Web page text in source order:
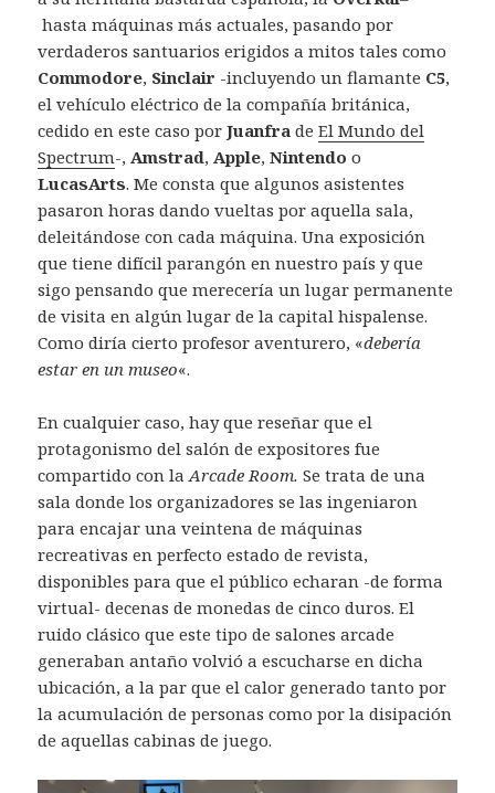
hasta máquinas más actuales, pasando por
verdaderos santuarios erigidos a mitos tales como
Commodore, Sinclair -incluyendo un flamante C5,
el vehículo eléctrico de la compañía británica,
cedido en este caso porJuanfra deEl Mundo del
Spectrum-,Amstrad,Apple,Nintendo o
LucasArts. Me consta que algunos asistentes
pasaron horas dando vueltas por aquella sala,
deleitándose con cada máquina. Una exposición
que tiene difícil parangón en nuestro país y que
sigo pensando que merecería un lugar permanente
de visita en algún lugar de la capital hispalense.
Como diría cierto profesor aventurero, «debería
estar en un museo«.
En cualquier caso, hay que reseñar que el
protagonismo del salón de expositores fue
compartido con laArcade Room.Se trata de una
sala donde los organizadores se las ingeniaron
para encajar una veintena de máquinas
recreativas en perfecto estado de revista,
disponibles para que el público echaran -de forma
virtual- decenas de monedas de cinco duros. El
ruido clásico que este tipo de salones arcade
generaban antaño volvió a escucharse en dicha
ubicación, a la par que el calor generado tanto por
la acumulación de personas como por la disipación
de aquellas cabinas de juego.